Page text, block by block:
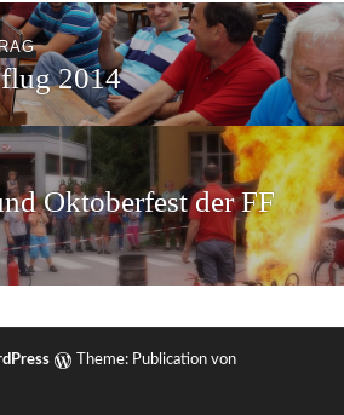
Vorheriger
Beitrag:
2014
Oktoberfest der FF
Theme: Publication von